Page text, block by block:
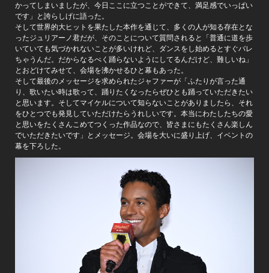
かってしまいましたが、今日ここに立つことができて、満足感でいっぱい
です」と誇らしげに語った。
そして世界的大ヒットを果たした本作を通じて、多くの人が知る存在とな
ったジュリアーノ君だが、そのことについて質問されると「普通に道を歩
いていても気づかれないことが多いけれど、ダンスをし始めるとすぐバレ
ちゃうんだ。だからなるべく踊らないようにしてるんだけど、難しいね」
とおどけてみせて、会場を沸かせるひと幕もあった。
そして最後のメッセージを求められたジャファーが「ふたりが言った通
り、歌いたい時は歌って、踊りたくなったらぜひとも踊っていただきたい
と思います。そしてマイケルについて知らないことがありましたら、それ
をひとつでも発見していただけたらうれしいです。本当にわたしたちの愛
と思いをたくさんこめてつくった作品なので、皆さまにもたくさん楽しん
でいただきたいです」とメッセージ。会場を大いに盛り上げ、イベントの
幕を下ろした。